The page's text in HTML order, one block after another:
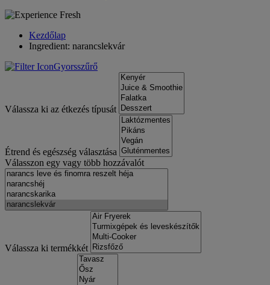
Kezdőlap
Ingredient: narancslekvár
Gyorsszűrő
Válassza ki az étkezés típusát
Étrend és egészség választása
Válasszon egy vagy több hozzávalót
Válassza ki termékkét